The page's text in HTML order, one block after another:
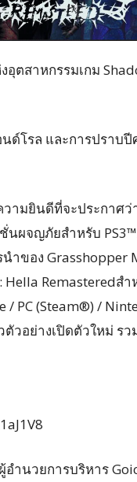
สาหกรรมเกม
ด์โรล และการปราบ
วามยินดีที่จะประกาศ
นผจญภัยสำหรับ
ำของ Grasshopper
Remasteredส
/ PC (Steam®) /
ตัวอย่างเปิดตัวใหม่ ร
ำนวยการบริหาร